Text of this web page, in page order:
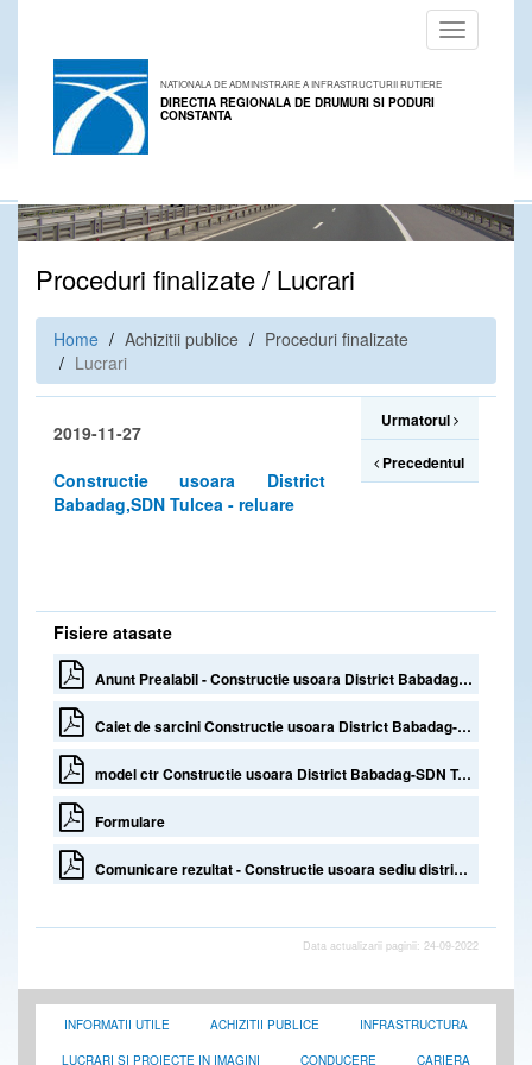
Toggle
navigation
NATIONALA DE ADMINISTRARE A INFRASTRUCTURII RUTIERE
DIRECTIA REGIONALA DE DRUMURI SI PODURI
CONSTANTA
Proceduri finalizate / Lucrari
Home Achizitii publice
Proceduri finalizate
Lucrari
2019-11-27
Constructie usoara District
Babadag,SDN Tulcea - reluare
Urmatorul
Precedentul
Fisiere atasate
Anunt Prealabil - Constructie usoara District Babadag - SDN TL
Caiet de sarcini Constructie usoara District Babadag-SDN Tulcea
model ctr Constructie usoara District Babadag-SDN Tulcea
Formulare
Comunicare rezultat - Constructie usoara sediu district Babadag, SDN Tulcea
Data actualizarii paginii: 24-09-2022
INFORMATII UTILE ACHIZITII PUBLICE INFRASTRUCTURA
LUCRARI SI PROIECTE IN IMAGINI CONDUCERE CARIERA